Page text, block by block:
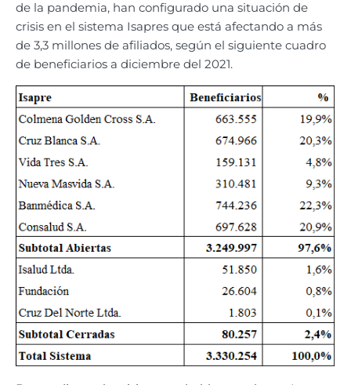
de la pandemia, han configurado una situación de
crisis en el sistema Isapres que está afectando a más
de 3,3 millones de afiliados, según el siguiente cuadro
de beneficiarios a diciembre del 2021.